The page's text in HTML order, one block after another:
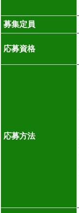
募集定員
応募資格
応募方法